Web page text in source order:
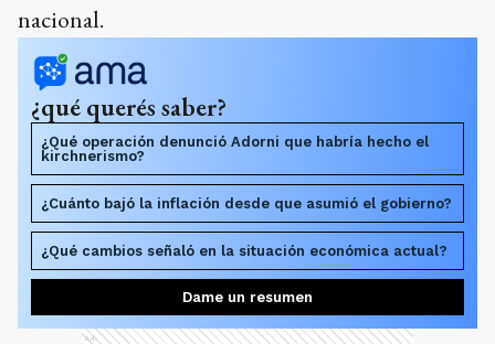
nacional.
¿qué querés saber?
¿Qué operación denunció Adorni que habría hecho el
kirchnerismo?
¿Cuánto bajó la inflación desde que asumió el gobierno?
¿Qué cambios señaló en la situación económica actual?
Dame un resumen
Ads